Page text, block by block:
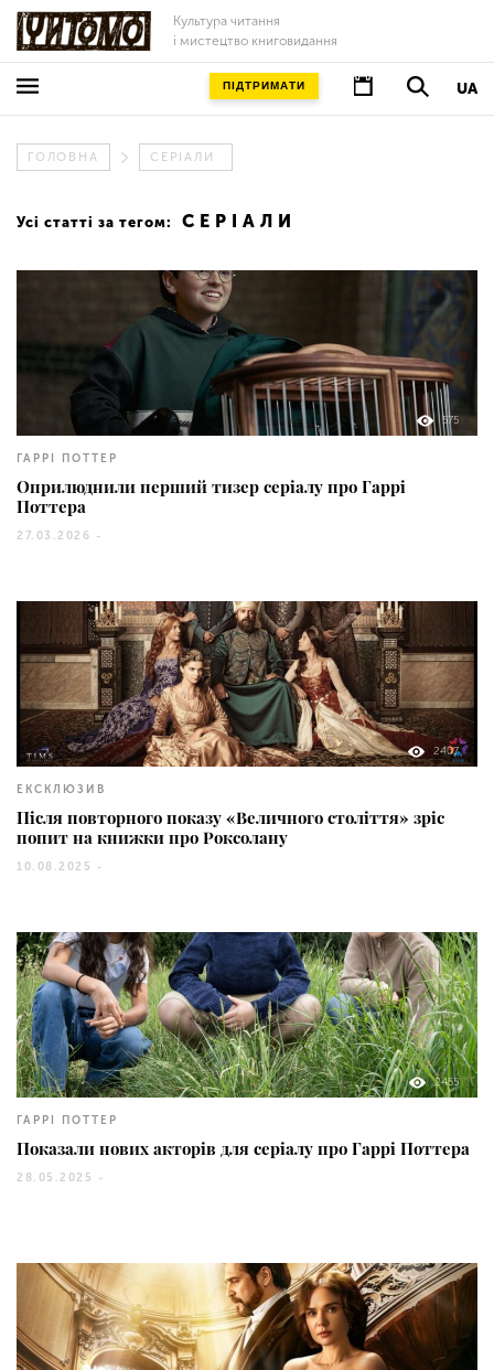
Культура читання
і мистецтво книговидання
UA
ПІДТРИМАТИ
ГОЛОВНА СЕРІАЛИ
Усі статті за тегом: СЕРІАЛИ
575
ГАРРІ ПОТТЕР
Оприлюднили перший тизер серіалу про Гаррі
Поттера
27.03.2026 -
2407
ЕКСКЛЮЗИВ
Після повторного показу «Величного століття» зріс
попит на книжки про Роксолану
10.08.2025 -
2455
ГАРРІ ПОТТЕР
Показали нових акторів для серіалу про Гаррі Поттера
28.05.2025 -